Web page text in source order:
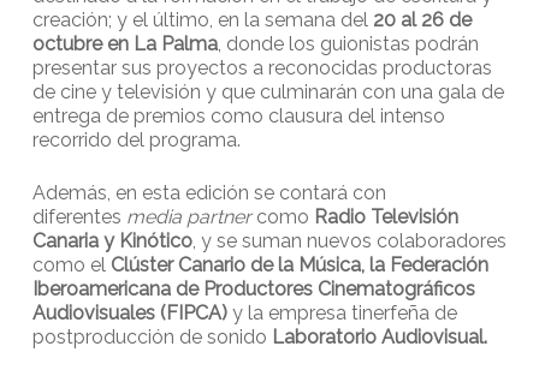
creación; y el último, en la semana del 20 al 26 de
octubre en La Palma, donde los guionistas podrán
presentar sus proyectos a reconocidas productoras
de cine y televisión y que culminarán con una gala de
entrega de premios como clausura del intenso
recorrido del programa.
Además, en esta edición se contará con
diferentes media partnercomo Radio Televisión
Canaria y Kinótico, y se suman nuevos colaboradores
como el Clúster Canario de la Música, la Federación
Iberoamericana de Productores Cinematográficos
Audiovisuales (FIPCA)y la empresa tinerfeña de
postproducción de sonido Laboratorio Audiovisual.